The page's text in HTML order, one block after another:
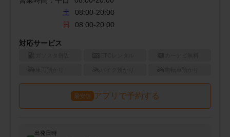
土
08:00-20:00
日
08:00-20:00
対応サービス
最安値 アプリで予約する
出発日時